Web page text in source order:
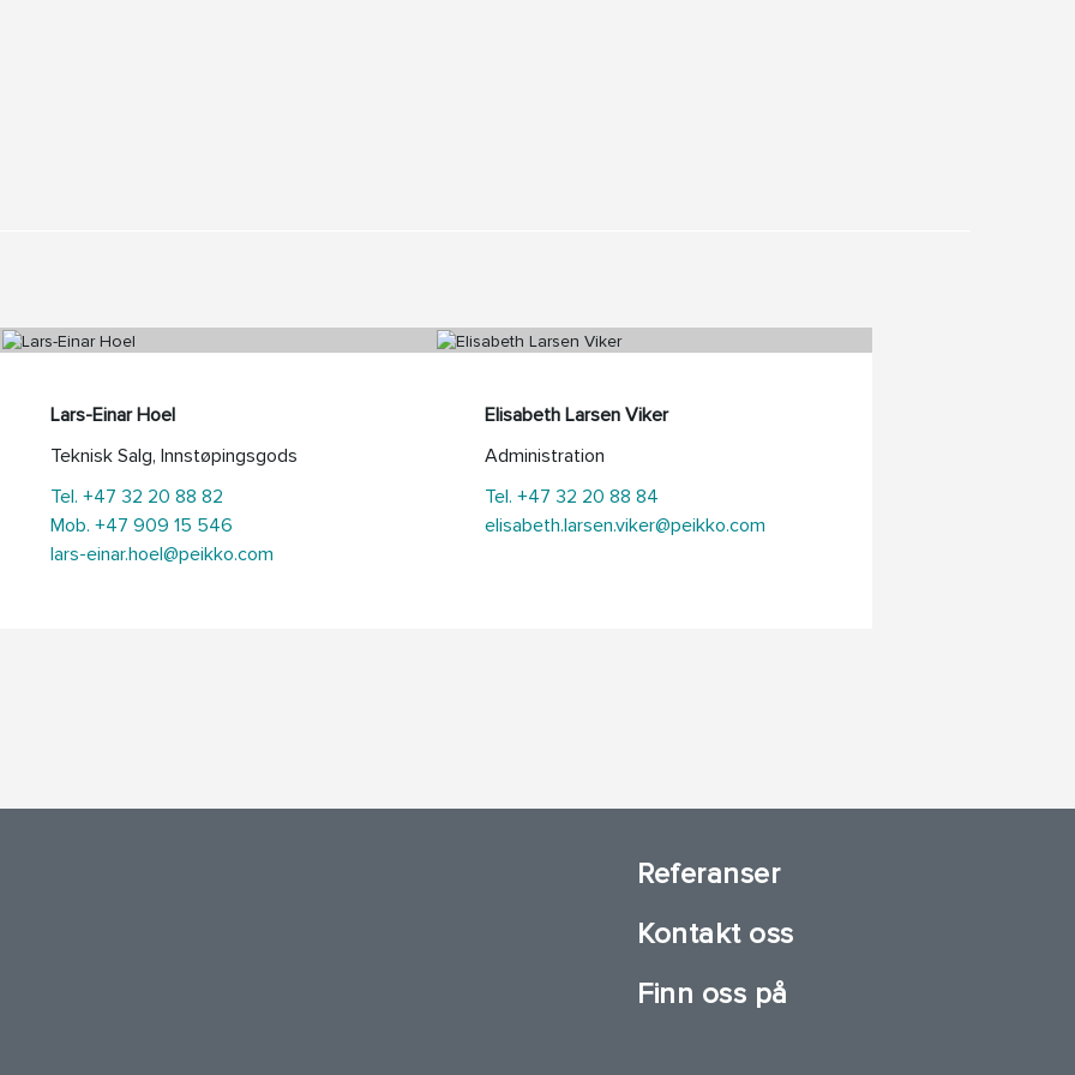
Lars-Einar Hoel
Teknisk Salg, Innstøpingsgods
Tel. +47 32 20 88 82
Mob. +47 909 15 546
lars-einar.hoel@peikko.com
Elisabeth Larsen Viker
Administration
Tel. +47 32 20 88 84
elisabeth.larsen.viker@peikko.com
Referanser
Kontakt oss
Finn oss på